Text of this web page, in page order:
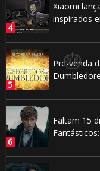
Xiaomi
inspirados
Pré-venda
Faltam 15